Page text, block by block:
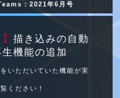
：2021年6月号
描き込みの自動
機能の追加
いただいていた機能が実
ください！